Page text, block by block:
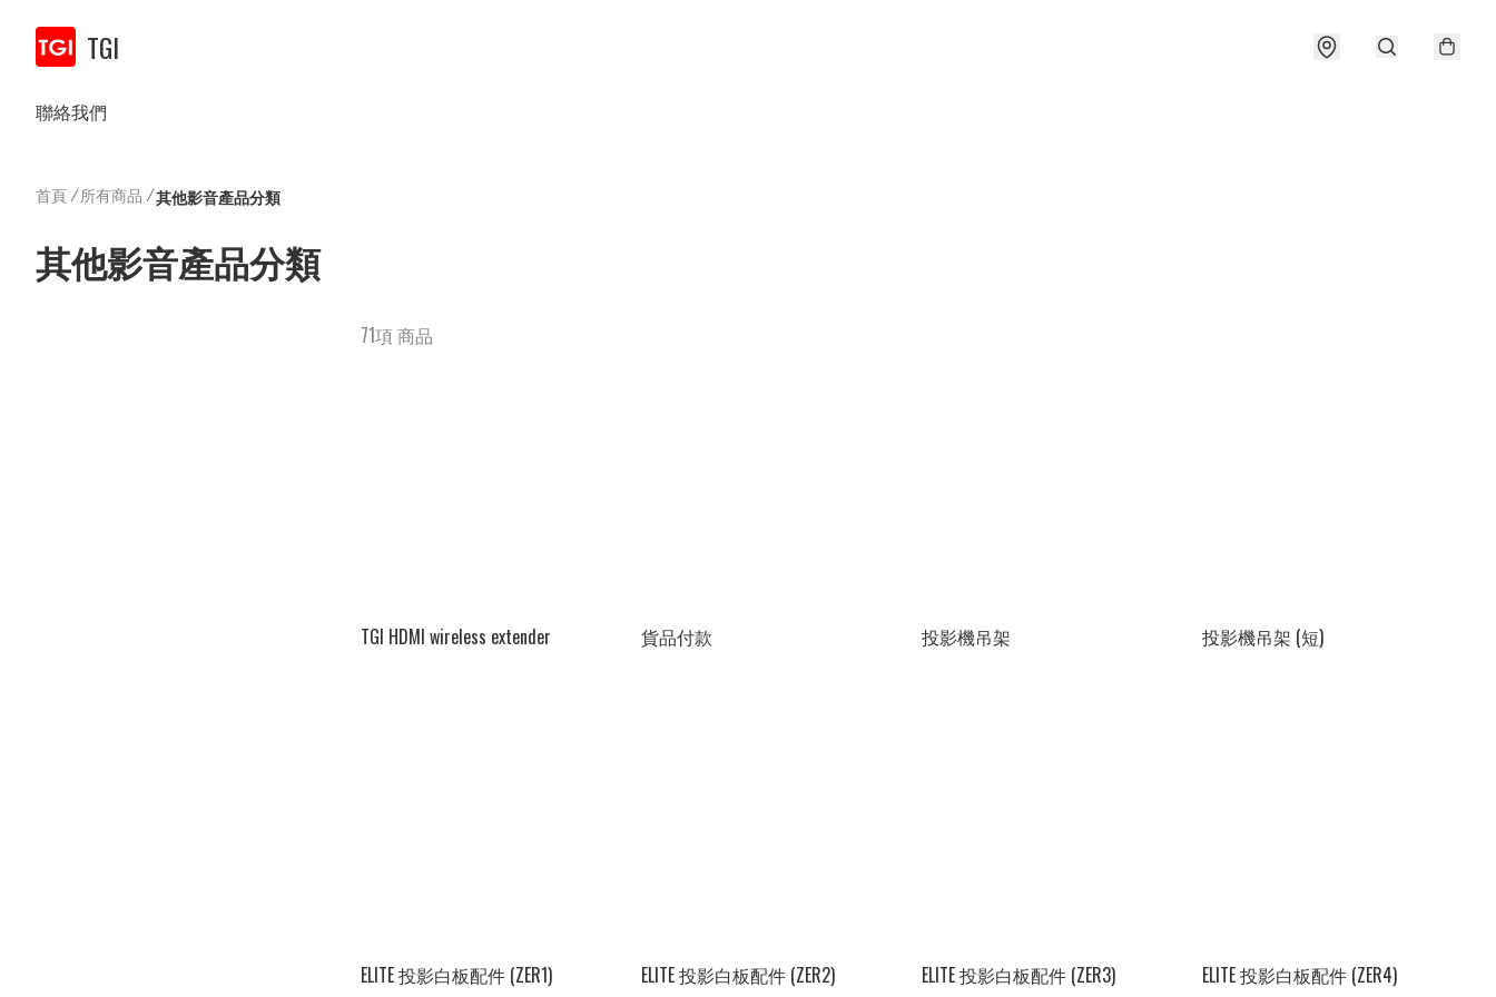
TGI
聯絡我們
首頁/所有商品 /其他影音產品分類
其他影音產品分類
71項 商品
TGI HDMI wireless extender 貨品付款 投影機吊架 投影機吊架 (短)
ELITE 投影白板配件 (ZER1) ELITE 投影白板配件 (ZER2) ELITE 投影白板配件 (ZER3) ELITE 投影白板配件 (ZER4)